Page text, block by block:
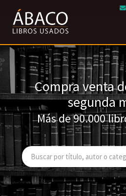
Compra venta
segunda
Más de 90.000